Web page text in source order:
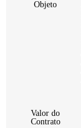
Objeto
Valor do
Contrato